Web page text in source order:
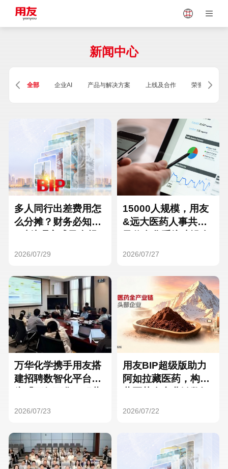
Vietnam
Singapore Malaysia
Thailand
Turkey
Hungary Mexico
Hong Kong Macau
新闻中心
全部 企业AI 产品与解决方案 上线及合作 荣誉及资质
多人同行出差费用怎
么分摊？财务必知的
2026/07/29
15000人规模，用友
&远大医药人事共享
2026/07/27
万华化学携手用友搭
建招聘数智化平台，
2026/07/23
用友BIP超级版助力
阿如拉藏医药，构建
2026/07/22